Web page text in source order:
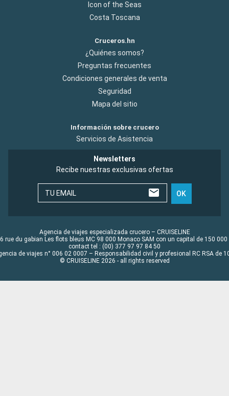
Icon of the Seas
Costa Toscana
Cruceros.hn
¿Quiénes somos?
Preguntas frecuentes
Condiciones generales de venta
Seguridad
Mapa del sitio
Información sobre crucero
Servicios de Asistencia
Newsletters
Recibe nuestras exclusivas ofertas
TU EMAIL OK
Agencia de viajes especializada crucero – CRUISELINE
rue du gabian Les flots bleus MC 98 000 Monaco SAM con un capital de 150 000
contact tel : (00) 377 97 97 84 50
de viajes n° 006 02 0007 – Responsabilidad civil y profesional RC RSA de
© CRUISELINE 2026 - all rights reserved